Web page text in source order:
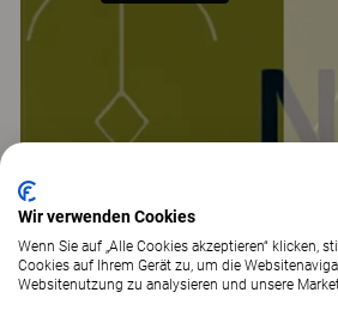
Wir verwenden Cookies
Wenn Sie auf „Alle Cookies akzeptieren“ klicken,
Cookies auf Ihrem Gerät zu, um die
Websitenutzung zu analysieren und unsere